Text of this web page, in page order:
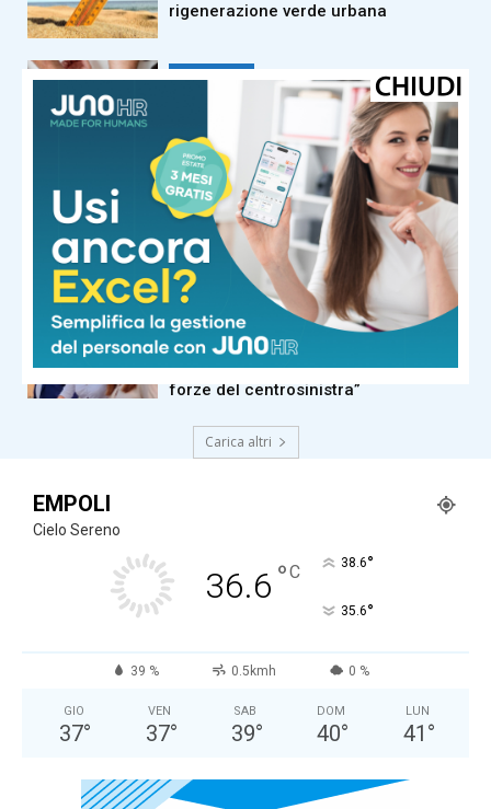
rigenerazione verde urbana
dalla Toscana
Donazione di sangue, l’appello di
Regione e Avis Toscana per evitare
l’emergenza ad agosto
dalla Toscana
Industria, produzione stabile (+0,3%)
a Lucca, Pistoia e Prato nel 2°
trimestre 2026. Bene la meccanica
dalla Toscana
Festa U pioniera di campo largo al
via, sindaca Alberta Ticciati: “La
prima e a oggi l’unica organizzata da
forze del centrosinistra”
Carica altri
EMPOLI
Cielo Sereno
36.6 °C 38.6°
35.6°
39 % 0.5kmh 0 %
GIO
37°
VEN
37°
SAB
39°
DOM
40°
LUN
41 °